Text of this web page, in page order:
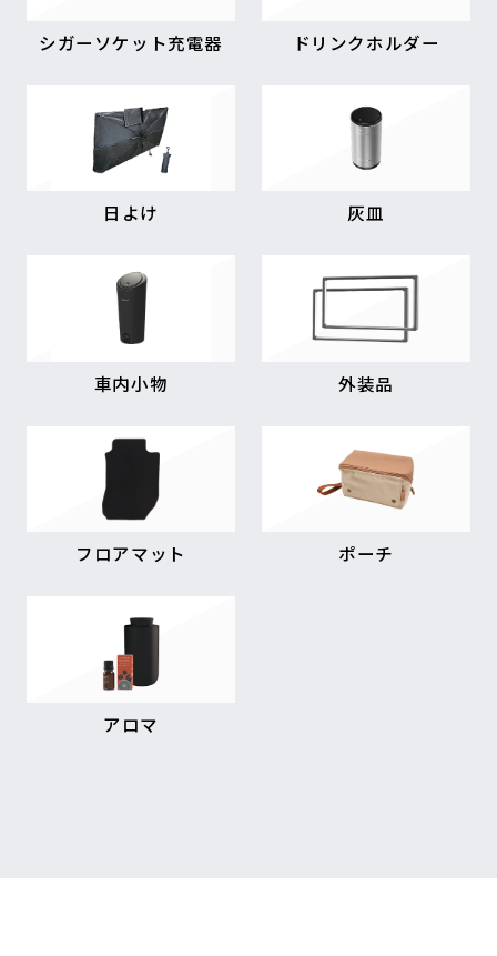
シガーソケット充電器 ドリンクホルダー
日よけ 灰皿
車内小物 外装品
フロアマット ポーチ
アロマ